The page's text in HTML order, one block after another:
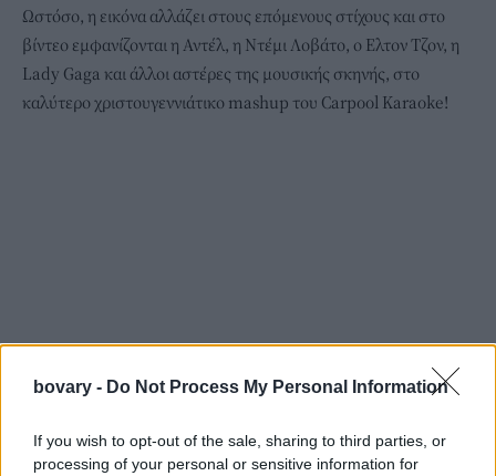
bovary - Do Not Process My Personal Information
If you wish to opt-out of the sale, sharing to third parties, or
processing of your personal or sensitive information for
Ωστόσο, η εικόνα αλλάζει στους επόμενους στίχους και στο
βίντεο εμφανίζονται η Αντέλ, η Ντέμι Λοβάτο, ο Ελτον Τζον, η
Lady Gaga και άλλοι αστέρες της μουσικής σκηνής, στο
καλύτερο χριστουγεννιάτικο mashup του Carpool Karaoke!